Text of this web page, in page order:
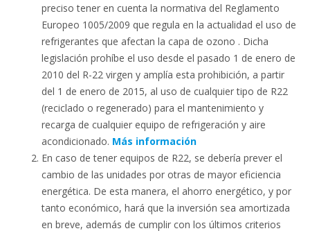
preciso tener en cuenta la normativa del Reglamento
Europeo 1005/2009 que regula en la actualidad el uso de
refrigerantes que afectan la capa de ozono . Dicha
legislación prohíbe el uso desde el pasado 1 de enero de
2010 del R-22 virgen y amplía esta prohibición, a partir
del 1 de enero de 2015, al uso de cualquier tipo de R22
(reciclado o regenerado) para el mantenimiento y
recarga de cualquier equipo de refrigeración y aire
acondicionado. Más información
En caso de tener equipos de R22, se debería prever el
cambio de las unidades por otras de mayor eficiencia
energética. De esta manera, el ahorro energético, y por
tanto económico, hará que la inversión sea amortizada
en breve, además de cumplir con los últimos criterios